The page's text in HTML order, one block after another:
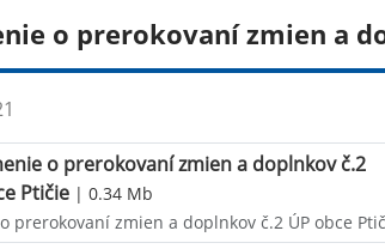
o prerokovaní zmien a
o prerokovaní zmien a doplnkov č.2
Ptičie | 0.34 Mb
prerokovaní zmien a doplnkov č.2 ÚP obce